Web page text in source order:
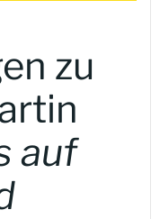
zu
auf